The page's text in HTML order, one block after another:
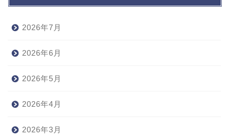
2026年7月
2026年6月
2026年5月
2026年4月
2026年3月